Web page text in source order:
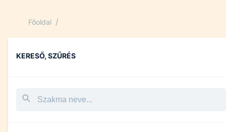
Főoldal /
KERESŐ, SZŰRÉS